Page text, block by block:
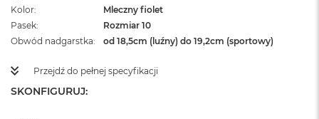
Kolor
Mleczny fiolet
Pasek
Rozmiar 10
Obwód nadgarstka
od 18,5cm (luźny) do 19,2cm (sportowy)
Przejdź do pełnej specyfikacji
SKONFIGURUJ: